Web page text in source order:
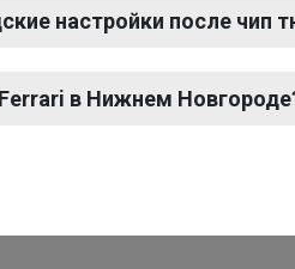
настройки после чип
в Нижнем